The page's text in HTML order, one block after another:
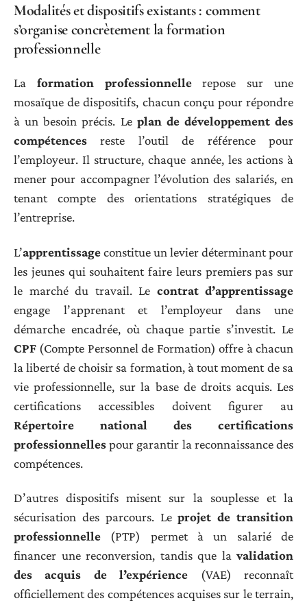
Modalités et dispositifs existants : comment
s’organise concrètement la formation
professionnelle
La formation professionnellerepose sur une
mosaïque de dispositifs, chacun conçu pour répondre
à un besoin précis. Le plan de développement des
compétences reste l’outil de référence pour
l’employeur. Il structure, chaque année, les actions à
mener pour accompagner l’évolution des salariés, en
tenant compte des orientations stratégiques de
l’entreprise.
L’apprentissageconstitue un levier déterminant pour
les jeunes qui souhaitent faire leurs premiers pas sur
le marché du travail. Le contrat d’apprentissage
engage l’apprenant et l’employeur dans une
démarche encadrée, où chaque partie s’investit. Le
CPF (Compte Personnel de Formation) offre à chacun
la liberté de choisir sa formation, à tout moment de sa
vie professionnelle, sur la base de droits acquis. Les
certifications accessibles doivent figurer au
Répertoire national des certifications
professionnellespour garantir la reconnaissance des
compétences.
D’autres dispositifs misent sur la souplesse et la
sécurisation des parcours. Leprojet de transition
professionnelle (PTP) permet à un salarié de
financer une reconversion, tandis que la validation
des acquis de l’expérience (VAE) reconnaît
officiellement des compétences acquises sur le terrain,